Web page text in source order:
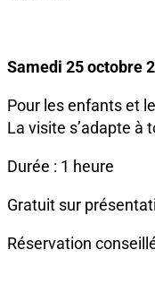
Samedi 25 octobre
Pour les enfants et
La visite s’adapte à
Durée : 1 heure
Gratuit sur
Réservation